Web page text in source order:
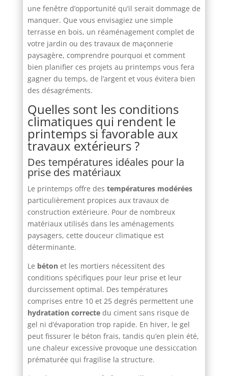
une fenêtre d’opportunité qu’il serait dommage de
manquer. Que vous envisagiez une simple
terrasse en bois, un réaménagement complet de
votre jardin ou des travaux de maçonnerie
paysagère, comprendre pourquoi et comment
bien planifier ces projets au printemps vous fera
gagner du temps, de l’argent et vous évitera bien
des désagréments.
Quelles sont les conditions
climatiques qui rendent le
printemps si favorable aux
travaux extérieurs ?
Des températures idéales pour la
prise des matériaux
Le printemps offre des températures modérées
particulièrement propices aux travaux de
construction extérieure. Pour de nombreux
matériaux utilisés dans les aménagements
paysagers, cette douceur climatique est
déterminante.
Le bétonet les mortiers nécessitent des
conditions spécifiques pour leur prise et leur
durcissement optimal. Des températures
comprises entre 10 et 25 degrés permettent une
hydratation correctedu ciment sans risque de
gel ni d’évaporation trop rapide. En hiver, le gel
peut fissurer le béton frais, tandis qu’en plein été,
une chaleur excessive provoque une dessiccation
prématurée qui fragilise la structure.